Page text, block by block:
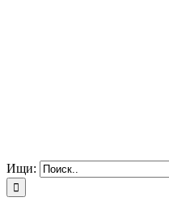
Ищи: